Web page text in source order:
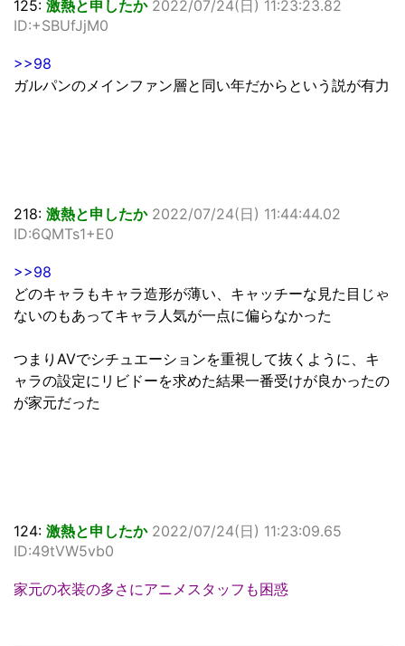
125: 激熱と申したか 2022/07/24(日) 11:23:23.82
ID:+SBUfJjM0
>>98
ガルパンのメインファン層と同い年だからという説が有力
218: 激熱と申したか 2022/07/24(日) 11:44:44.02
ID:6QMTs1+E0
>>98
どのキャラもキャラ造形が薄い、キャッチーな見た目じゃ
ないのもあってキャラ人気が一点に偏らなかった
つまりAVでシチュエーションを重視して抜くように、キ
ャラの設定にリビドーを求めた結果一番受けが良かったの
が家元だった
124: 激熱と申したか 2022/07/24(日) 11:23:09.65
ID:49tVW5vb0
家元の衣装の多さにアニメスタッフも困惑